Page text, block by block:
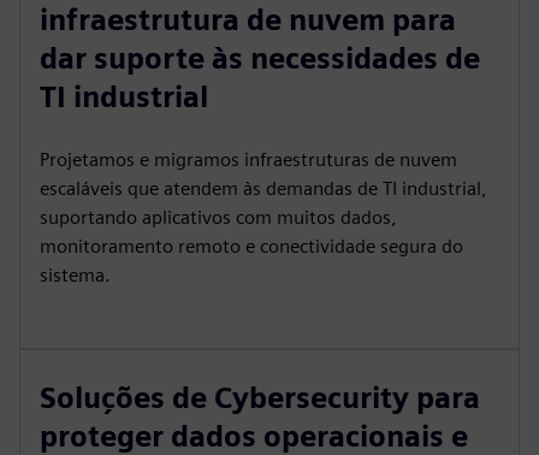
infraestrutura de nuvem para
dar suporte às necessidades de
TI industrial
Projetamos e migramos infraestruturas de nuvem
escaláveis que atendem às demandas de TI industrial,
suportando aplicativos com muitos dados,
monitoramento remoto e conectividade segura do
sistema.
Soluções de Cybersecurity para
proteger dados operacionais e